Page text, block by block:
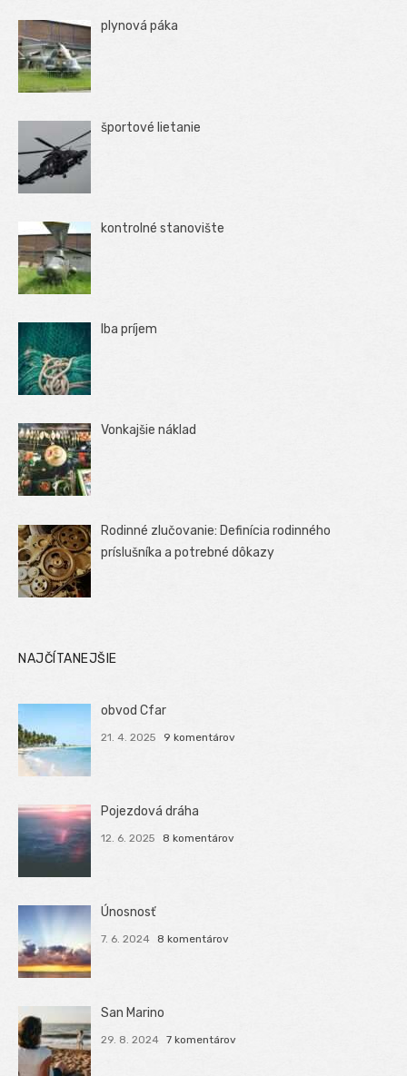
plynová páka
športové lietanie
kontrolné stanovište
Iba príjem
Vonkajšie náklad
Rodinné zlučovanie: Definícia rodinného
príslušníka a potrebné dôkazy
NAJČÍTANEJŠIE
obvod Cfar
21. 4. 2025 9 komentárov
Pojezdová dráha
12. 6. 2025 8 komentárov
Únosnosť
7. 6. 2024 8 komentárov
San Marino
29. 8. 2024 7 komentárov